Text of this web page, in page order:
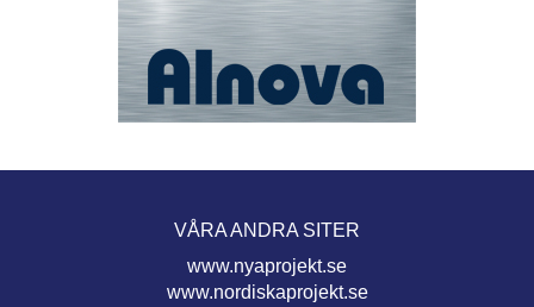
VÅRA ANDRA SITER
www.nyaprojekt.se
www.nordiskaprojekt.se